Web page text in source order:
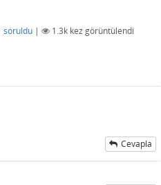
soruldu | 1.3k kez görüntülendi
Cevapla